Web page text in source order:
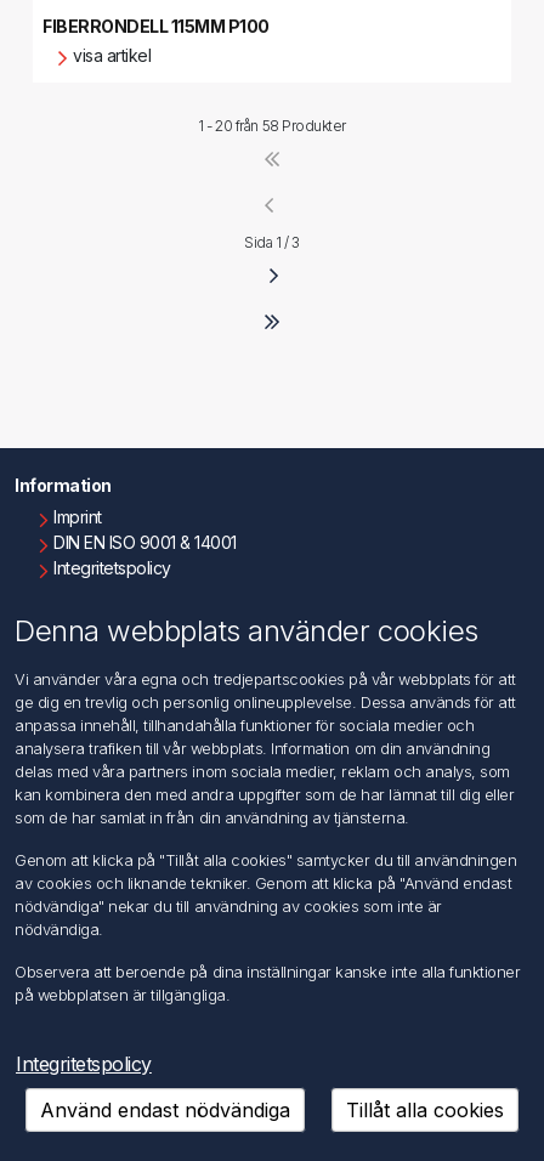
FIBERRONDELL 115MM P100
visa artikel
1 - 20 från 58 Produkter
Sida 1 / 3
Information
Imprint
DIN EN ISO 9001 & 14001
Integritetspolicy
Kontakta oss
Kundtjänst
Sök
Mitt konto
Mina ordrar
Mina adresser
Följ oss
Copyright © 2026 FÖRCH Sverige AB. Alla rättigheter reserverade.
Powered bynopCommerce
Denna webbplats använder cookies
Vi använder våra egna och tredjepartscookies på vår webbplats för att
ge dig en trevlig och personlig onlineupplevelse. Dessa används för att
anpassa innehåll, tillhandahålla funktioner för sociala medier och
analysera trafiken till vår webbplats. Information om din användning
delas med våra partners inom sociala medier, reklam och analys, som
kan kombinera den med andra uppgifter som de har lämnat till dig eller
som de har samlat in från din användning av tjänsterna.
Genom att klicka på "Tillåt alla cookies" samtycker du till användningen
av cookies och liknande tekniker. Genom att klicka på "Använd endast
nödvändiga" nekar du till användning av cookies som inte är
nödvändiga.
Observera att beroende på dina inställningar kanske inte alla funktioner
på webbplatsen är tillgängliga.
Integritetspolicy
Använd endast nödvändiga
Tillåt alla cookies